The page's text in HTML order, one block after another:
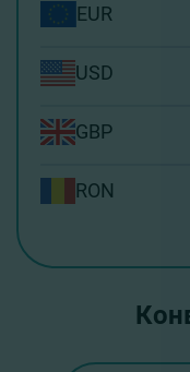
EUR
USD
GBP
RON